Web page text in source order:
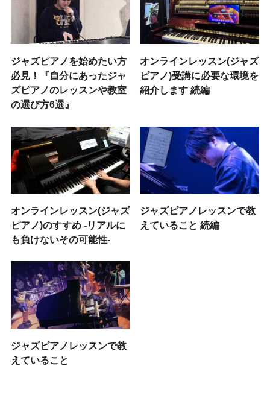
ジャズピアノを始めたい方
必見！『自分にあったジャ
ズピアノのレッスンや教室
の選び方6選』
オンラインレッスン(ジャズ
ピアノ)受講に必要な環境を
紹介します 続編
オンラインレッスン(ジャズ
ピアノ)のすすめ -リアルに
も負けないその可能性-
ジャズピアノレッスンで教
えていること 続編
ジャズピアノレッスンで教
えていること